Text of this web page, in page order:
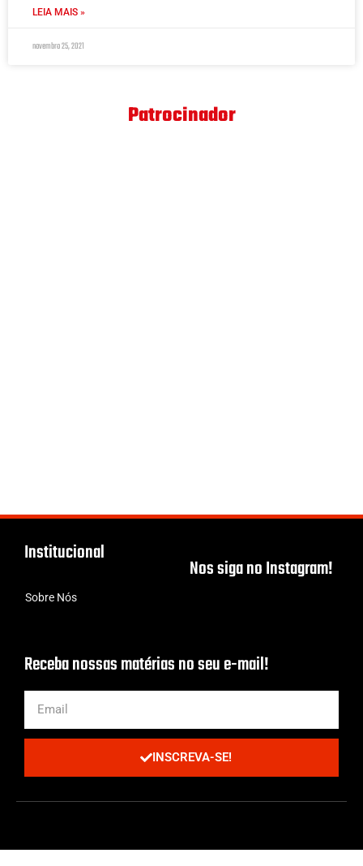
LEIA MAIS »
novembro 25, 2021
Patrocinador
Institucional
Sobre Nós
Nos siga no Instagram!
Receba nossas matérias no seu e-mail!
INSCREVA-SE!